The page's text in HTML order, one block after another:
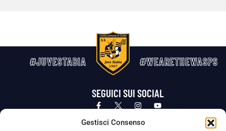
Gestisci Consenso
#JUVESTABIA #WEARETHEWASPS
SEGUICI SUI SOCIAL
Privacy Policy Cookie Policy